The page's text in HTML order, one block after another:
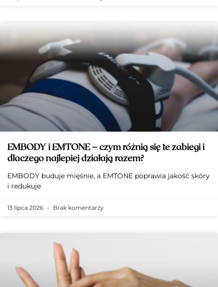
EMBODY i EMTONE – czym różnią się te zabiegi i
dlaczego najlepiej działają razem?
EMBODY buduje mięśnie, a EMTONE poprawia jakość skóry
i redukuje
13 lipca 2026 Brak komentarzy